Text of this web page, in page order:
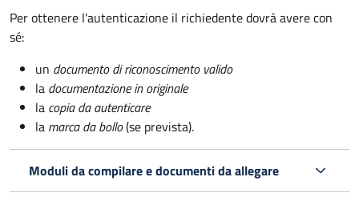
Per ottenere l'autenticazione il richiedente dovrà avere con
sé:
un documento di riconoscimento valido
la documentazione in originale
la copia da autenticare
la marca da bollo(se prevista).
Moduli da compilare e documenti da allegare